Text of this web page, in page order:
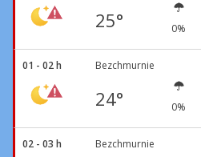
25° 0%
01 - 02 h Bezchmurnie
24° 0%
02 - 03 h Bezchmurnie